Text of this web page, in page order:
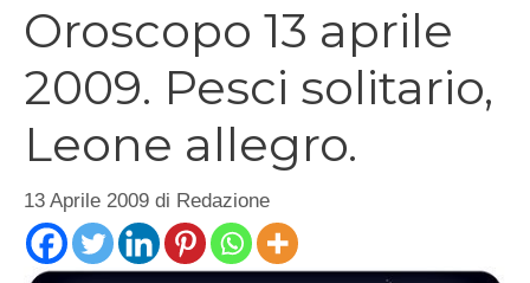
Oroscopo 13 aprile
2009. Pesci solitario,
Leone allegro.
13 Aprile 2009 di Redazione